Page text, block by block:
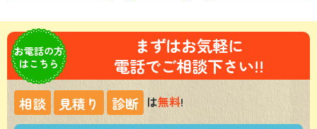
お電話の方
はこちら
まずはお気軽に
電話でご相談下さい!!
相談 見積り 診断 は無料!